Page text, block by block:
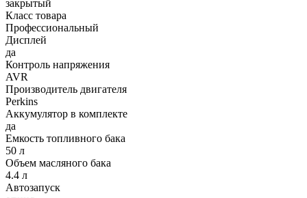
закрытый
Класс товара
Профессиональный
Дисплей
да
Контроль напряжения
AVR
Производитель двигателя
Perkins
Аккумулятор в комплекте
да
Емкость топливного бака
50 л
Объем масляного бака
4.4 л
Автозапуск